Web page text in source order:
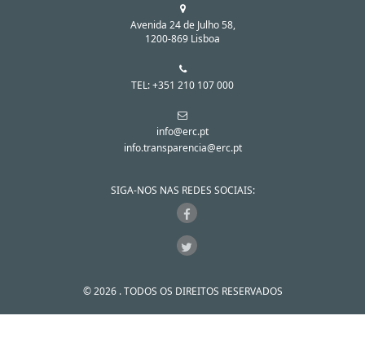
Avenida 24 de Julho 58,
1200-869 Lisboa
TEL: +351 210 107 000
info@erc.pt
info.transparencia@erc.pt
SIGA-NOS NAS REDES SOCIAIS:
© 2026 . TODOS OS DIREITOS RESERVADOS